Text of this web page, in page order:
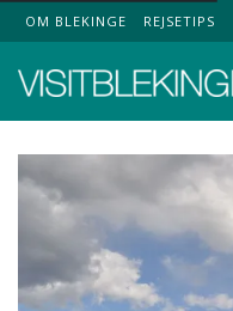
Top Menu
OM BLEKINGE REJSETIPS